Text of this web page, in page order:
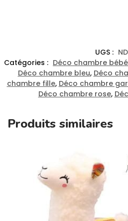
UGS : ND
Catégories : Déco chambre bébé
Déco chambre bleu, Déco
chambre fille, Déco chambre
Déco chambre rose,
Produits similaires